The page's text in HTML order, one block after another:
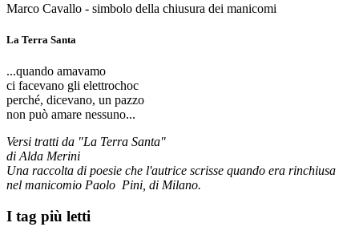
Marco Cavallo - simbolo della chiusura dei manicomi
La Terra Santa
...quando amavamo
ci facevano gli elettrochoc
perché, dicevano, un pazzo
non può amare nessuno...
Versi tratti da "La Terra Santa"
di Alda Merini
Una raccolta di poesie che l'autrice scrisse quando era rinchiusa
nel manicomio Paolo Pini, di Milano.
I tag più letti